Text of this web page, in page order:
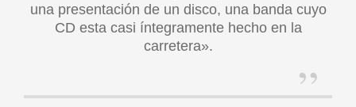
una presentación de un disco, una banda cuyo
CD esta casi íntegramente hecho en la
carretera».